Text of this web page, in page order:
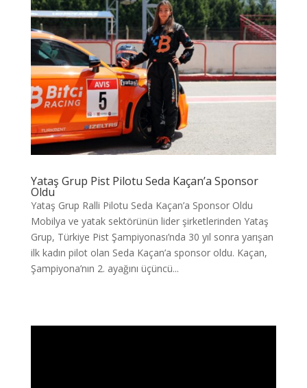
Yataş Grup Pist Pilotu Seda Kaçan’a Sponsor
Oldu
Yataş Grup Ralli Pilotu Seda Kaçan’a Sponsor Oldu
Mobilya ve yatak sektörünün lider şirketlerinden Yataş
Grup, Türkiye Pist Şampiyonası’nda 30 yıl sonra yarışan
ilk kadın pilot olan Seda Kaçan’a sponsor oldu. Kaçan,
Şampiyona’nın 2. ayağını üçüncü...